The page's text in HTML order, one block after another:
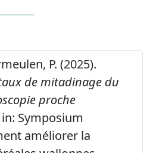
P. (2025).
de mitadinage du
proche
Symposium
améliorer la